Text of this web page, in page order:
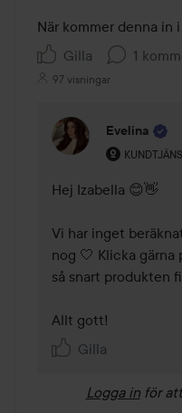
När kommer denna in
Gilla
1
97 visningar
Evelina
Hej Izabella 😊👋
Vi har inget
nog 🤍 Klicka gärna
så snart produkten
Allt gott!
Gilla
Logga in för